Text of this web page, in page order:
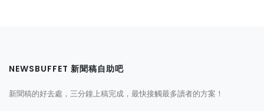
NEWSBUFFET 新聞稿自助吧
新聞稿的好去處，三分鐘上稿完成，最快接觸最多讀者的方案！